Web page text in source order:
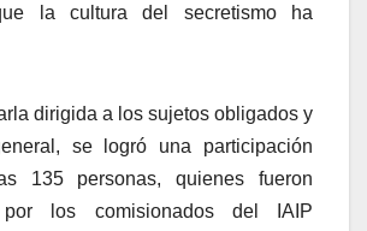
la cultura del secretismo ha
dirigida a los sujetos obligados y
se logró una participación
135 personas, quienes fueron
por los comisionados del IAIP